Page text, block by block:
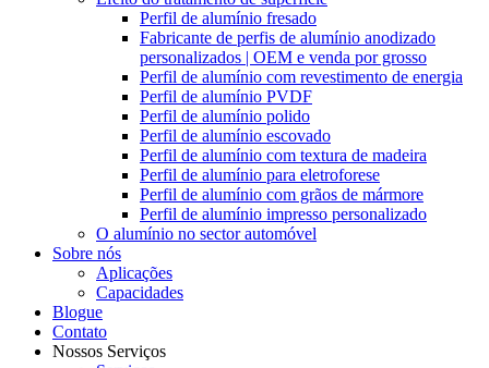
Perfil de alumínio fresado
Fabricante de perfis de alumínio anodizado
personalizados | OEM e venda por grosso
Perfil de alumínio com revestimento de energia
Perfil de alumínio PVDF
Perfil de alumínio polido
Perfil de alumínio escovado
Perfil de alumínio com textura de madeira
Perfil de alumínio para eletroforese
Perfil de alumínio com grãos de mármore
Perfil de alumínio impresso personalizado
O alumínio no sector automóvel
Sobre nós
Aplicações
Capacidades
Blogue
Contato
Nossos Serviços